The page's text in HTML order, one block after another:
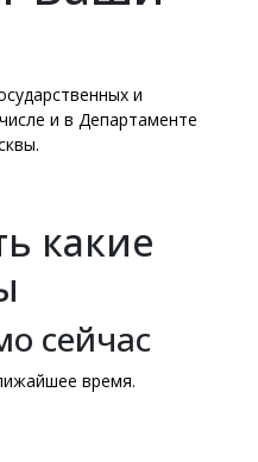
и
и в Департаменте
какие
сейчас
время.